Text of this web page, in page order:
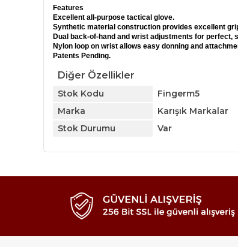
Features
Excellent all-purpose tactical glove.
Synthetic material construction provides excellent
Dual back-of-hand and wrist adjustments for perfect,
Nylon loop on wrist allows easy donning and
Patents Pending.
Diğer Özellikler
Stok Kodu
Fingerm5
Marka
Karışık Markalar
Stok Durumu
Var